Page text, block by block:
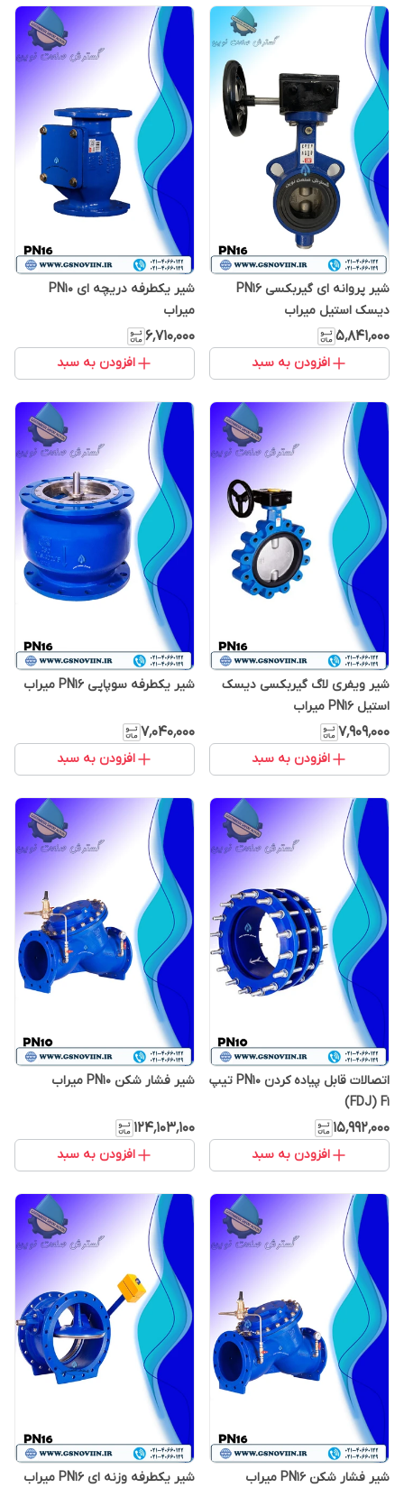
شیر پروانه ای گیربکسی PN16
دیسک استیل میراب
۵٬۸۴۱٬۰۰۰
افزودن به سبد
شیر یکطرفه دریچه ای PN10
میراب
۶٬۷۱۰٬۰۰۰
افزودن به سبد
شیر ویفری لاگ گیربکسی دیسک
استیل PN16 میراب
۷٬۹۰۹٬۰۰۰
افزودن به سبد
شیر یکطرفه سوپاپی PN16 میراب
۷٬۰۴۰٬۰۰۰
افزودن به سبد
اتصالات قابل پیاده کردن PN10 تیپ
FDJ) F1)
۱۵٬۹۹۲٬۰۰۰
افزودن به سبد
شیر فشار شکن PN10 میراب
۱۲۴٬۱۰۳٬۱۰۰
افزودن به سبد
شیر فشار شکن PN16 میراب شیر یکطرفه وزنه ای PN16 میراب